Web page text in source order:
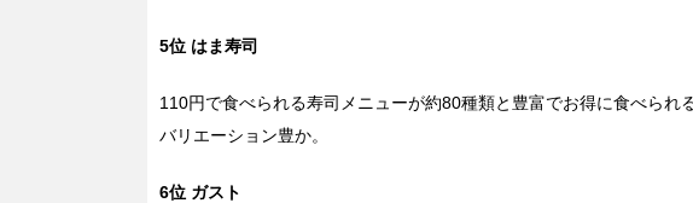
5位 はま寿司
110円で食べられる寿司メニューが約80種類と豊富でお得に食べられ
バリエーション豊か。
6位 ガスト